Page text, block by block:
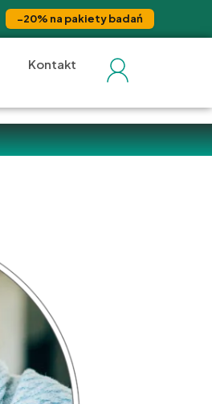
−20% na pakiety badań
Kontakt